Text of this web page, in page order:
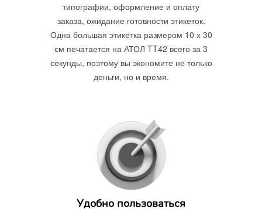
типографии, оформление и оплату
заказа, ожидание готовности этикеток.
Одна большая этикетка размером 10 х 30
см печатается на АТОЛ TT42 всего за 3
секунды, поэтому вы экономите не только
деньги, но и время.
Удобно пользоваться